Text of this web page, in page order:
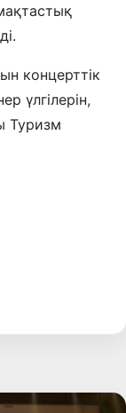
концерттік
үлгілерін,
Туризм